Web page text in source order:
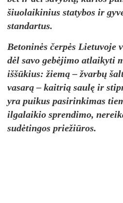
šiuolaikinius statybos ir
standartus.
Betoninės čerpės Lietuvoje
dėl savo gebėjimo atlaikyti
iššūkius: žiemą – žvarbų
vasarą – kaitrią saulę ir
yra puikus pasirinkimas
ilgalaikio sprendimo,
sudėtingos priežiūros.